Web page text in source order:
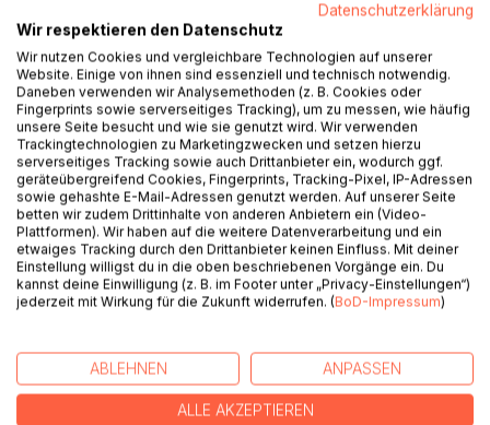
Es gibt Momente im Leben, in denen sich alles richtig
anfühlt - und trotzdem nicht stimmig. Nach aussen läuft
vieles, doch innerlich bleibt eine leise Unruhe. Eine
Sehnsucht nach mehr. Nach Echtheit. Nach einem Leben,
das wirklich zu uns gehört.
Dieses Buch richtet sich an Menschen, die spüren, dass
eine Neuorientierung ansteht. Nicht aus einer Laune heraus,
sondern aus einer inneren Bewegung. An Menschen, die
sich selbst nicht länger übergehen möchten. Die mitten im
Alltag stehen - im Beruf, in Verantwortung, in Beziehungen -
und dennoch merken: Da wartet etwas in mir.
Lösungen. Es ist eine Einladung zur Selbstfindung. Eine
Einladung, innezuhalten, die eigene Lebensgeschichte neu
zu betrachten und die leisen Signale ernst zu nehmen, die
Datenschutzerklärung
Wir respektieren den Datenschutz
Wir nutzen Cookies und vergleichbare Technologien auf unserer
Website. Einige von ihnen sind essenziell und technisch notwendig.
Daneben verwenden wir Analysemethoden (z. B. Cookies oder
Fingerprints sowie serverseitiges Tracking), um zu messen, wie häufig
unsere Seite besucht und wie sie genutzt wird. Wir verwenden
Trackingtechnologien zu Marketingzwecken und setzen hierzu
serverseitiges Tracking sowie auch Drittanbieter ein, wodurch ggf.
geräteübergreifend Cookies, Fingerprints, Tracking-Pixel, IP-Adressen
sowie gehashte E-Mail-Adressen genutzt werden. Auf unserer Seite
betten wir zudem Drittinhalte von anderen Anbietern ein (Video-
Plattformen). Wir haben auf die weitere Datenverarbeitung und ein
etwaiges Tracking durch den Drittanbieter keinen Einfluss. Mit deiner
Einstellung willigst du in die oben beschriebenen Vorgänge ein. Du
kannst deine Einwilligung (z. B. im Footer unter „Privacy-Einstellungen“)
jederzeit mit Wirkung für die Zukunft widerrufen. (BoD-Impressum)
ABLEHNEN ANPASSEN
ALLE AKZEPTIEREN